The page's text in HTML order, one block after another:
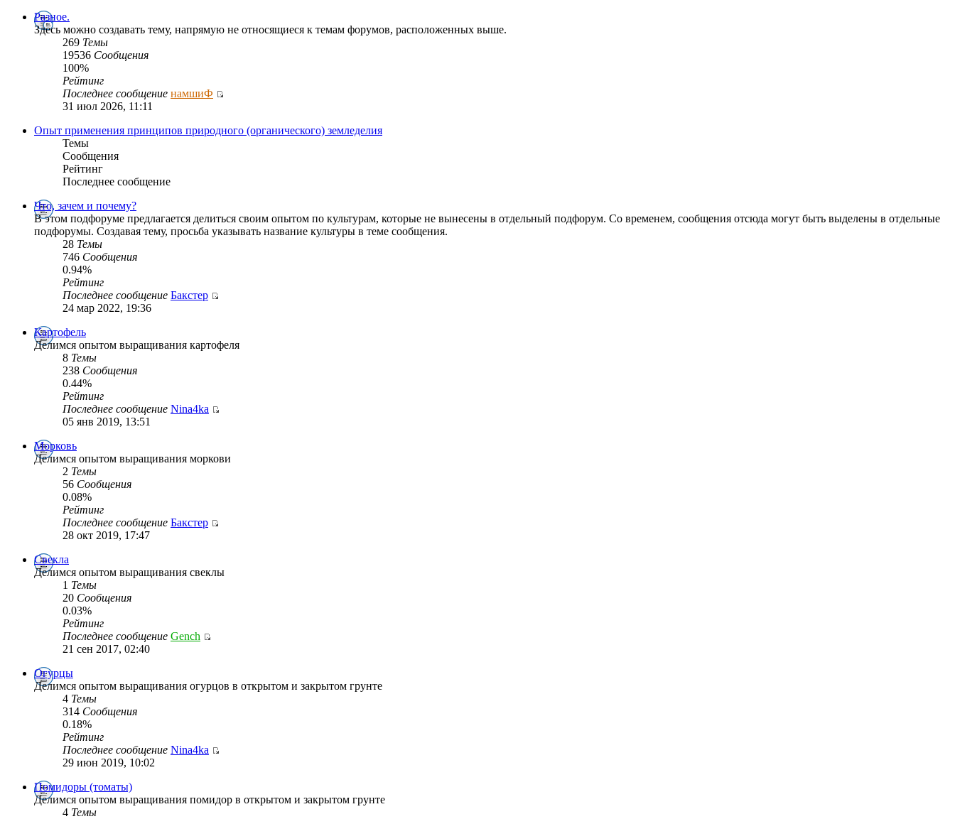
Разное.
Здесь можно создавать тему, напрямую не относящиеся к темам форумов, расположенных выше.
269 Темы
19536 Сообщения
100%
Рейтинг
Последнее сообщение намшиФ
31 июл 2026, 11:11
Опыт применения принципов природного (органического) земледелия
Темы
Сообщения
Рейтинг
Последнее сообщение
Что, зачем и почему?
В этом подфоруме предлагается делиться своим опытом по культурам, которые не вынесены в отдельный подфорум. Со временем, сообщения отсюда могут быть выделены в отдельные
подфорумы. Создавая тему, просьба указывать название культуры в теме сообщения.
28 Темы
746 Сообщения
0.94%
Рейтинг
Последнее сообщение Бакстер
24 мар 2022, 19:36
Картофель
Делимся опытом выращивания картофеля
8 Темы
238 Сообщения
0.44%
Рейтинг
Последнее сообщение Nina4ka
05 янв 2019, 13:51
Морковь
Делимся опытом выращивания моркови
2 Темы
56 Сообщения
0.08%
Рейтинг
Последнее сообщение Бакстер
28 окт 2019, 17:47
Свекла
Делимся опытом выращивания свеклы
1 Темы
20 Сообщения
0.03%
Рейтинг
Последнее сообщение Gench
21 сен 2017, 02:40
Огурцы
Делимся опытом выращивания огурцов в открытом и закрытом грунте
4 Темы
314 Сообщения
0.18%
Рейтинг
Последнее сообщение Nina4ka
29 июн 2019, 10:02
Помидоры (томаты)
Делимся опытом выращивания помидор в открытом и закрытом грунте
4 Темы